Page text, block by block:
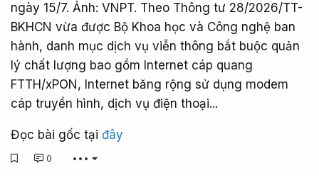
ngày 15/7. Ảnh: VNPT. Theo Thông tư 28/2026/TT-
BKHCN vừa được Bộ Khoa học và Công nghệ ban
hành, danh mục dịch vụ viễn thông bắt buộc quản
lý chất lượng bao gồm Internet cáp quang
FTTH/xPON, Internet băng rộng sử dụng modem
cáp truyền hình, dịch vụ điện thoại...
Đọc bài gốc tại đây
0 •••